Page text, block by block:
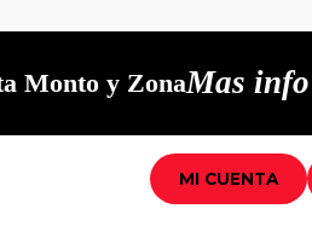
Monto y ZonaMas info
MI CUENTA